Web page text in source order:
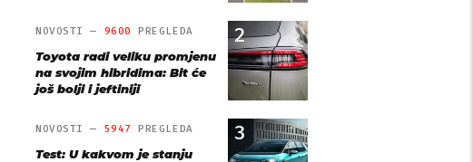
2
NOVOSTI — 9600 PREGLEDA
Toyota radi veliku promjenu
na svojim hibridima: Bit će
još bolji i jeftiniji
3
NOVOSTI — 5947 PREGLEDA
Test: U kakvom je stanju